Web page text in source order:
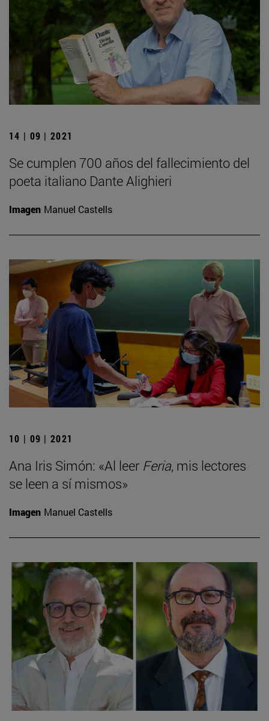
14 | 09 | 2021
Se cumplen 700 años del fallecimiento del
poeta italiano Dante Alighieri
Imagen Manuel Castells
10 | 09 | 2021
Ana Iris Simón: «Al leer Feria, mis lectores
se leen a sí mismos»
Imagen Manuel Castells